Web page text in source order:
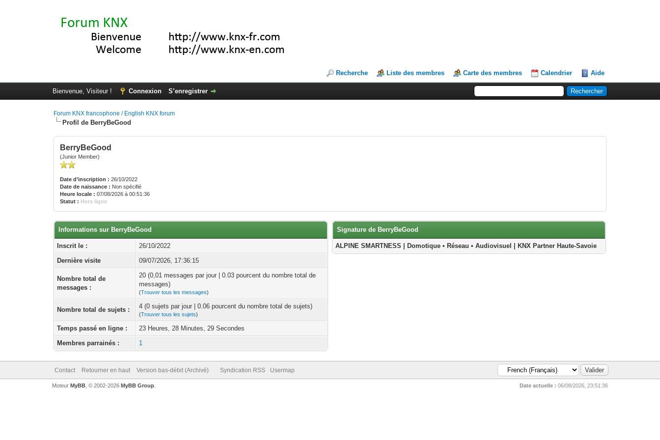
Recherche Liste des membres Carte des membres Calendrier Aide
Bienvenue, Visiteur ! Connexion S’enregistrer
Forum KNX francophone / English KNX forum
Profil de BerryBeGood
BerryBeGood
(Junior Member)
Date d’inscription : 26/10/2022
Date de naissance : Non spécifié
Heure locale : 07/08/2026 à 00:51:36
Statut : Hors ligne
Informations sur BerryBeGood
Inscrit le :
26/10/2022
Dernière visite
09/07/2026, 17:36:15
Nombre total de
messages :
20 (0,01 messages par jour | 0.03 pourcent du nombre total de
messages)
(Trouver tous les messages)
Nombre total de sujets : 4 (0 sujets par jour | 0.06 pourcent du nombre total de sujets)
(Trouver tous les sujets)
Temps passé en ligne :
23 Heures, 28 Minutes, 29 Secondes
Membres parrainés :
1
Signature de BerryBeGood
ALPINE SMARTNESS | Domotique • Réseau • Audiovisuel | KNX Partner Haute-Savoie
Contact Retourner en haut Version bas-débit (Archivé) Syndication RSS Usermap
Date actuelle : 06/08/2026, 23:51:36
Moteur MyBB, © 2002-2026 MyBB Group.